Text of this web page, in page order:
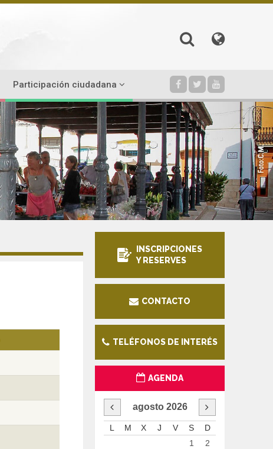
Participación ciudadana
INSCRIPCIONES
Y RESERVES
CONTACTO
TELÉFONOS DE INTERÉS
AGENDA
agosto 2026
L M X J V S
D
1
2